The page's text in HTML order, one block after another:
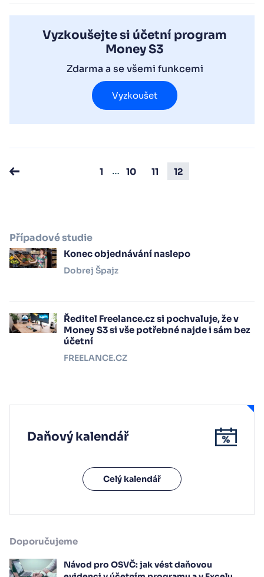
Vyzkoušejte si účetní program
Money S3
Zdarma a se všemi funkcemi
Vyzkoušet
1 … 10 11 12
Případové studie
Konec objednávání naslepo
Dobrej Špajz
Ředitel Freelance.cz si pochvaluje, že v
Money S3 si vše potřebné najde i sám bez
účetní
FREELANCE.CZ
Daňový kalendář
Celý kalendář
Doporučujeme
Návod pro OSVČ: jak vést daňovou